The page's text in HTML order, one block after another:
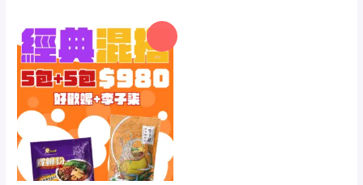
原
始
價
格：
NT$1,250。
目
前
格：
NT$988。